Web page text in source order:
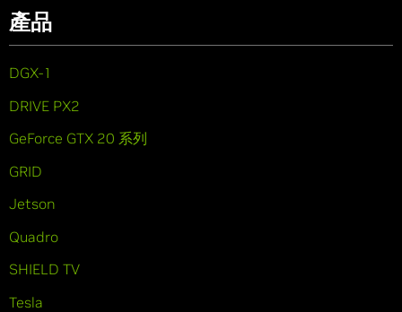
產品
DGX-1
DRIVE PX2
GeForce GTX 20 系列
GRID
Jetson
Quadro
SHIELD TV
Tesla